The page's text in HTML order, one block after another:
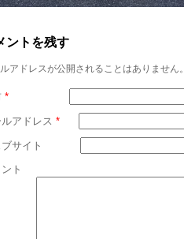
ントを残す
アドレスが公開されることはありません。
*
アドレス *
サイト
ト